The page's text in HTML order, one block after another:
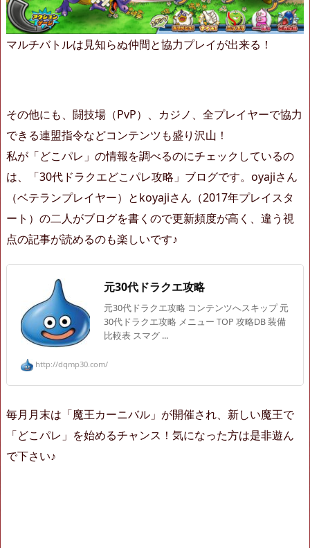
マルチバトルは見知らぬ仲間と協力プレイが出来る！
その他にも、闘技場（PvP）、カジノ、全プレイヤーで協力
できる連盟指令などコンテンツも盛り沢山！
私が「どこパレ」の情報を調べるのにチェックしているの
は、「30代ドラクエどこパレ攻略」ブログです。oyajiさん
（ベテランプレイヤー）とkoyajiさん（2017年プレイスタ
ート）の二人がブログを書くので更新頻度が高く、違う視
点の記事が読めるのも楽しいです♪
元30代ドラクエ攻略
元30代ドラクエ攻略 コンテンツへスキップ 元
30代ドラクエ攻略 メニュー TOP 攻略DB 装備
比較表 スマグ ...
http://dqmp30.com/
毎月月末は「魔王カーニバル」が開催され、新しい魔王で
「どこパレ」を始めるチャンス！気になった方は是非遊ん
で下さい♪